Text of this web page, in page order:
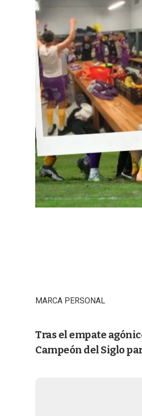
MARCA PERSONAL
Tras el empate
Campeón del Siglo